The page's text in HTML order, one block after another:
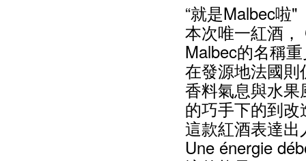
“就是Malbec啦"
本次唯一紅酒
Malbec的名稱
在發源地法國
香料氣息與水
的巧手下的到改
這款紅酒表達
Une énergie